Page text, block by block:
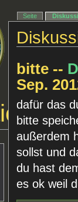
bitte --
Sep.
dafür das
bitte
außerdem
sollst und
du hast
es ok weil
Seite